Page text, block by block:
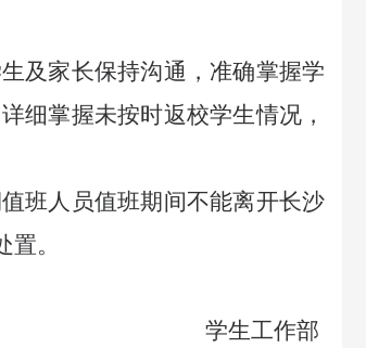
及家长保持沟通，准确掌握学
细掌握未按时返校学生情况，
班人员值班期间不能离开长沙
。
学生工作部